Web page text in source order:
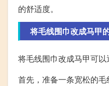
的舒适度。
将毛线围巾改成马甲
将毛线围巾改成马甲可以
首先，准备一条宽松的